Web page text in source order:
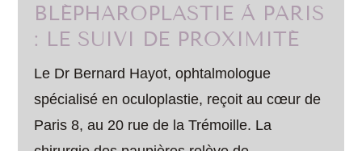
BLÉPHAROPLASTIE À PARIS
: LE SUIVI DE PROXIMITÉ
Le Dr Bernard Hayot, ophtalmologue
spécialisé en oculoplastie, reçoit au cœur de
Paris 8, au 20 rue de la Trémoille. La